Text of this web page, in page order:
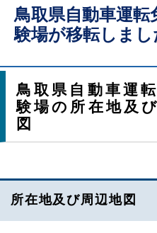
鳥取県自動車運転
験場が移転しまし
鳥取県自動車運
験場の所在地及
図
所在地及び周辺地図